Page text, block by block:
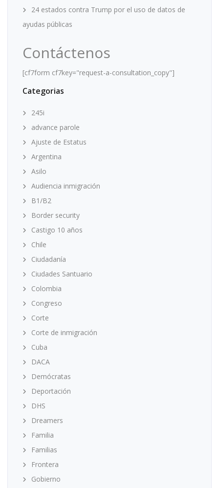
24 estados contra Trump por el uso de datos de
ayudas públicas
Contáctenos
[cf7form cf7key="request-a-consultation_copy"]
Categorias
245i
advance parole
Ajuste de Estatus
Argentina
Asilo
Audiencia inmigración
B1/B2
Border security
Castigo 10 años
Chile
Ciudadanía
Ciudades Santuario
Colombia
Congreso
Corte
Corte de inmigración
Cuba
DACA
Demócratas
Deportación
DHS
Dreamers
Familia
Familias
Frontera
Gobierno